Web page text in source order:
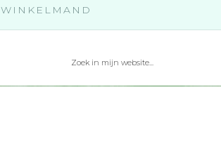
WINKELMAND